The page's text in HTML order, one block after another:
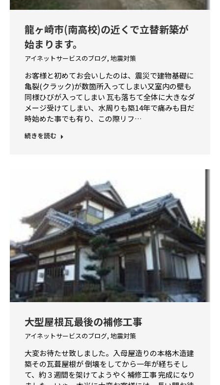
龍ヶ崎市(南高校)の近くで立替新築が
始まります。
アイネットサービスのブログ, 地震対策
お客様と初めてお会いしたのは、震災で建物基礎に
亀裂(クラック)が数箇所入ってしまい又室内の壁も
同様ひびが入ってしまい 瓦も落ちて全体に大きなダ
メージ受けてしまい、水周りも築14年で痛みも目だ
時始めた事でも有り、この際リフ…
続きを読む
大型屋根瓦最後の補修工事
アイネットサービスのブログ, 地震対策
大変お待たせ致しました。入母屋造りの本格木造建
築その瓦葺屋根が 倒壊をしてから一年が経ちそし
て、約３週間を架けてようやく補修工事 完成になり